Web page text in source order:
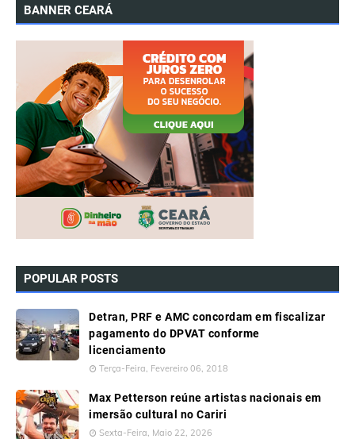
BANNER CEARÁ
POPULAR POSTS
Detran, PRF e AMC concordam em fiscalizar
pagamento do DPVAT conforme
licenciamento
Terça-Feira, Fevereiro 06, 2018
Max Petterson reúne artistas nacionais em
imersão cultural no Cariri
Sexta-Feira, Maio 22, 2026